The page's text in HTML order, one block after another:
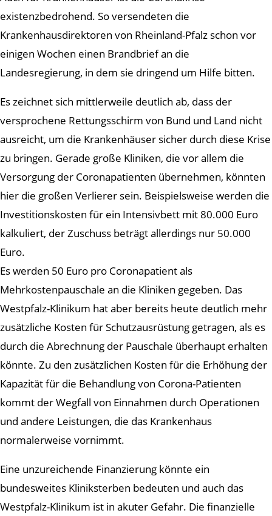
existenzbedrohend. So versendeten die
Krankenhausdirektoren von Rheinland-Pfalz schon vor
einigen Wochen einen Brandbrief an die
Landesregierung, in dem sie dringend um Hilfe bitten.
Es zeichnet sich mittlerweile deutlich ab, dass der
versprochene Rettungsschirm von Bund und Land nicht
ausreicht, um die Krankenhäuser sicher durch diese Krise
zu bringen. Gerade große Kliniken, die vor allem die
Versorgung der Coronapatienten übernehmen, könnten
hier die großen Verlierer sein. Beispielsweise werden die
Investitionskosten für ein Intensivbett mit 80.000 Euro
kalkuliert, der Zuschuss beträgt allerdings nur 50.000
Euro.
Es werden 50 Euro pro Coronapatient als
Mehrkostenpauschale an die Kliniken gegeben. Das
Westpfalz-Klinikum hat aber bereits heute deutlich mehr
zusätzliche Kosten für Schutzausrüstung getragen, als es
durch die Abrechnung der Pauschale überhaupt erhalten
könnte. Zu den zusätzlichen Kosten für die Erhöhung der
Kapazität für die Behandlung von Corona-Patienten
kommt der Wegfall von Einnahmen durch Operationen
und andere Leistungen, die das Krankenhaus
normalerweise vornimmt.
Eine unzureichende Finanzierung könnte ein
bundesweites Kliniksterben bedeuten und auch das
Westpfalz-Klinikum ist in akuter Gefahr. Die finanzielle